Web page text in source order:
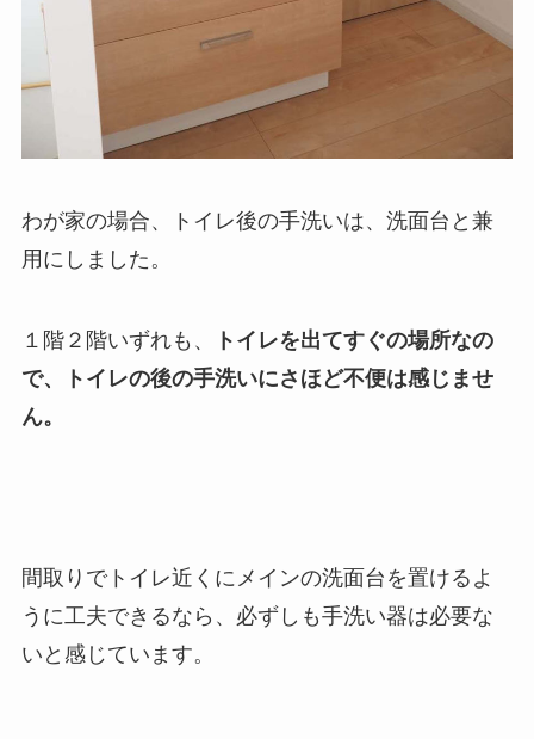
わが家の場合、トイレ後の手洗いは、洗面台と兼
用にしました。
１階２階いずれも、
トイレを出てすぐの場所なの
で、トイレの後の手洗いにさほど不便は感じませ
ん。
間取りでトイレ近くにメインの洗面台を置けるよ
うに工夫できるなら、必ずしも手洗い器は必要な
いと感じています。